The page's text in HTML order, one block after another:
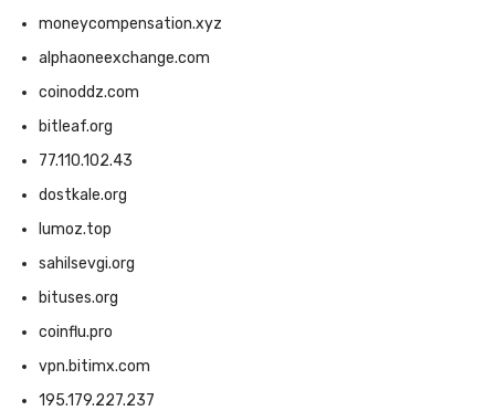
moneycompensation.xyz
alphaoneexchange.com
coinoddz.com
bitleaf.org
77.110.102.43
dostkale.org
lumoz.top
sahilsevgi.org
bituses.org
coinflu.pro
vpn.bitimx.com
195.179.227.237